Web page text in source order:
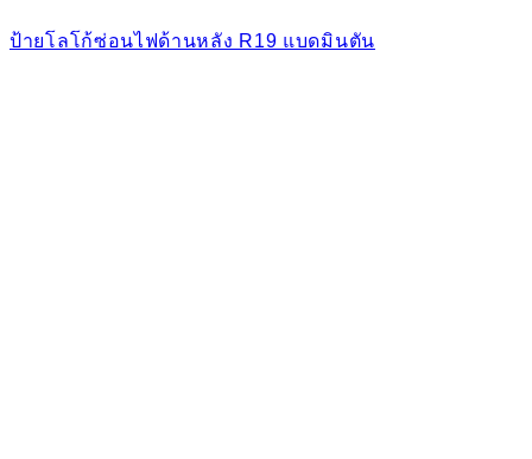
ป้ายโลโก้ซ่อนไฟด้านหลัง R19 แบดมินตัน